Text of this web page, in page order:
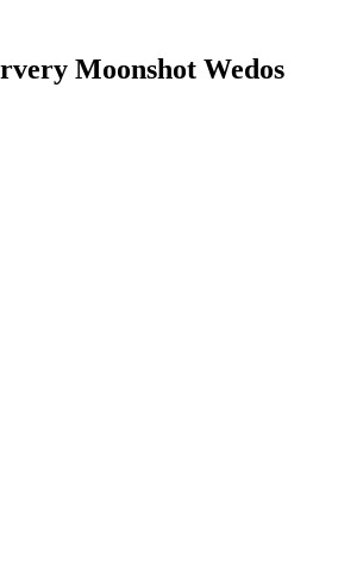
Moonshot Wedos